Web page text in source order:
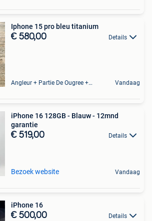
Iphone 15 pro bleu titanium
€ 580,00 Details
Angleur + Partie De Ougree + Partie De Tilff Et De Embourg Vandaag
iPhone 16 128GB - Blauw - 12mnd
garantie
€ 519,00 Details
Bezoek website Vandaag
iPhone 16
€ 500,00 Details